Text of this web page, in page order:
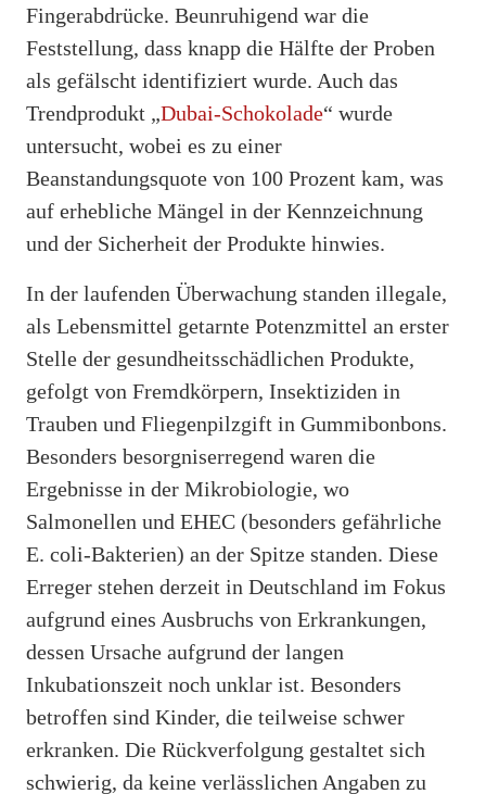
Fingerabdrücke. Beunruhigend war die
Feststellung, dass knapp die Hälfte der Proben
als gefälscht identifiziert wurde. Auch das
Trendprodukt „Dubai-Schokolade“ wurde
untersucht, wobei es zu einer
Beanstandungsquote von 100 Prozent kam, was
auf erhebliche Mängel in der Kennzeichnung
und der Sicherheit der Produkte hinwies.
In der laufenden Überwachung standen illegale,
als Lebensmittel getarnte Potenzmittel an erster
Stelle der gesundheitsschädlichen Produkte,
gefolgt von Fremdkörpern, Insektiziden in
Trauben und Fliegenpilzgift in Gummibonbons.
Besonders besorgniserregend waren die
Ergebnisse in der Mikrobiologie, wo
Salmonellen und EHEC (besonders gefährliche
E. coli-Bakterien) an der Spitze standen. Diese
Erreger stehen derzeit in Deutschland im Fokus
aufgrund eines Ausbruchs von Erkrankungen,
dessen Ursache aufgrund der langen
Inkubationszeit noch unklar ist. Besonders
betroffen sind Kinder, die teilweise schwer
erkranken. Die Rückverfolgung gestaltet sich
schwierig, da keine verlässlichen Angaben zu